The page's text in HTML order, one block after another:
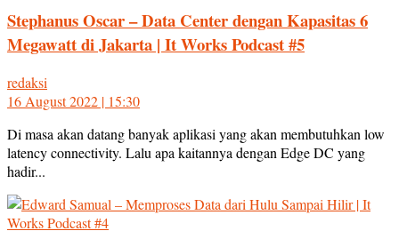
Stephanus Oscar – Data Center dengan Kapasitas 6
Megawatt di Jakarta | It Works Podcast #5
redaksi
16 August 2022 | 15:30
Di masa akan datang banyak aplikasi yang akan membutuhkan low
latency connectivity. Lalu apa kaitannya dengan Edge DC yang
hadir...